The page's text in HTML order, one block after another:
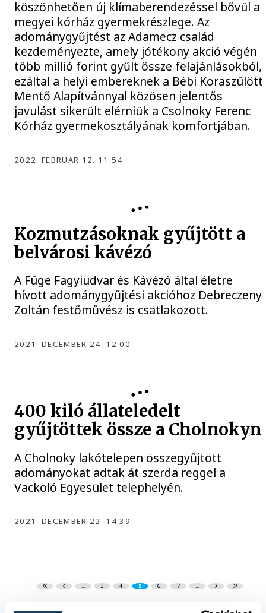
köszönhetően új klímaberendezéssel bővül a
megyei kórház gyermekrészlege. Az
adománygyűjtést az Adamecz család
kezdeményezte, amely jótékony akció végén
több millió forint gyűlt össze felajánlásokból,
ezáltal a helyi embereknek a Bébi Koraszülött
Mentő Alapítvánnyal közösen jelentős
javulást sikerült elérniük a Csolnoky Ferenc
Kórház gyermekosztályának komfortjában.
2022. FEBRUÁR 12. 11:54
Kozmutzásoknak gyűjtött a
belvárosi kávézó
A Füge Fagyiudvar és Kávézó által életre
hívott adománygyűjtési akcióhoz Debreczeny
Zoltán festőművész is csatlakozott.
2021. DECEMBER 24. 12:00
400 kiló állateledelt
gyűjtöttek össze a Cholnokyn
A Cholnoky lakótelepen összegyűjtött
adományokat adtak át szerda reggel a
Vackoló Egyesület telephelyén.
2021. DECEMBER 22. 14:39
... 3 4 5 6 7 ...